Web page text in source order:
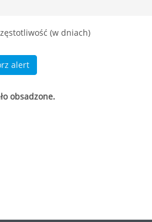
(w dniach)
alert
obsadzone.